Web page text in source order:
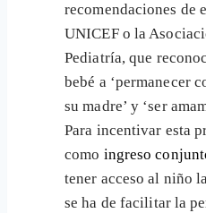
recomendaciones de
UNICEF o la
Pediatría, que
bebé a ‘permanecer
su madre’ y ‘ser
Para incentivar esta
como ingreso
tener acceso al niño
se ha de facilitar la